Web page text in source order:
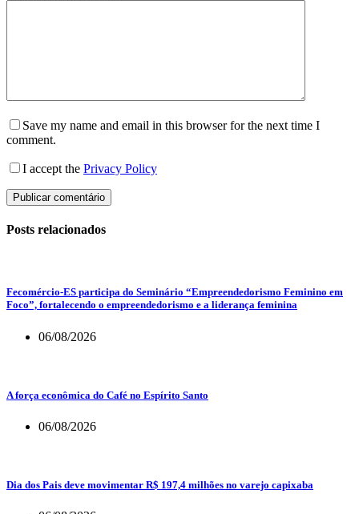
Save my name and email in this browser for the next time I
comment.
I accept the Privacy Policy
Publicar comentário
Posts relacionados
Fecomércio-ES participa do Seminário “Empreendedorismo Feminino em
Foco”, fortalecendo o empreendedorismo e a liderança feminina
06/08/2026
A força econômica do Café no Espírito Santo
06/08/2026
Dia dos Pais deve movimentar R$ 197,4 milhões no varejo capixaba